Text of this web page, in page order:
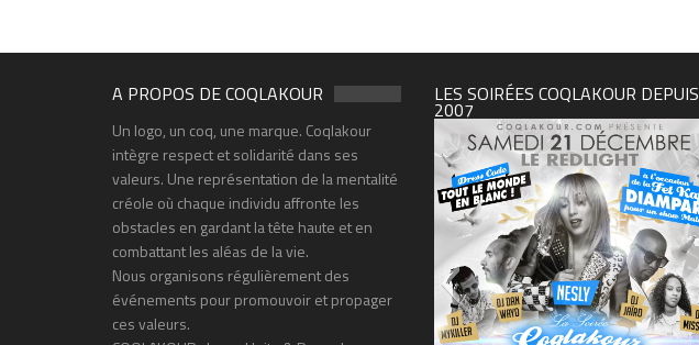
A PROPOS DE COQLAKOUR
Un logo, un coq, une marque. Coqlakour
intègre respect et solidarité dans ses
valeurs. Une représentation de la mentalité
créole où chaque individu affronte les
obstacles en gardant la tête haute et en
combattant les aléas de la vie.
Nous organisons régulièrement des
événements pour promouvoir et propager
ces valeurs.
LES SOIRÉES COQLAKOUR DEPUIS
2007